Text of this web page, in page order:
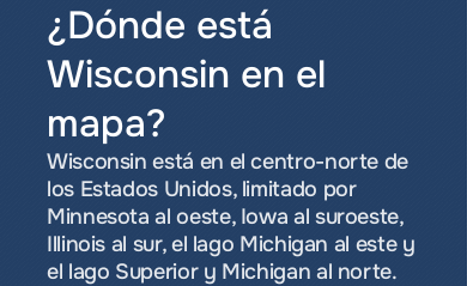
¿Dónde está
Wisconsin en el
mapa?
Wisconsin está en el centro-norte de
los Estados Unidos, limitado por
Minnesota al oeste, Iowa al suroeste,
Illinois al sur, el lago Michigan al este y
el lago Superior y Michigan al norte.